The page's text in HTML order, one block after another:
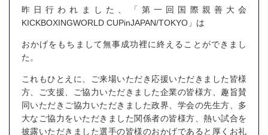
昨日行われました、「第一回国際親善大会
KICKBOXINGWORLD CUPinJAPAN/TOKYO」は
おかげをもちまして無事成功裡に終えることができまし
た。
これもひとえに、ご来場いただき応援いただきました皆様
方、ご支援、ご協力いただきました企業の皆様方、趣旨賛
同いただきご協力いただきました政界、学会の先生方、多
大なご協力をいただきました関係者の皆様方、熱い試合を
披露いただきました選手の皆様のおかげであると厚くお礼